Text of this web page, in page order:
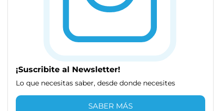
¡Suscribite al Newsletter!
Lo que necesitas saber, desde donde necesites
SABER MÁS